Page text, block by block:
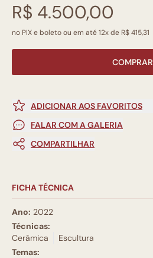
R$ 4.500,00
no PIX e boleto ou em até 12x de R$ 415,31
COMPRAR
ADICIONAR AOS FAVORITOS
FALAR COM A GALERIA
COMPARTILHAR
FICHA TÉCNICA
Ano: 2022
Técnicas:
Cerâmica
Escultura
Temas: